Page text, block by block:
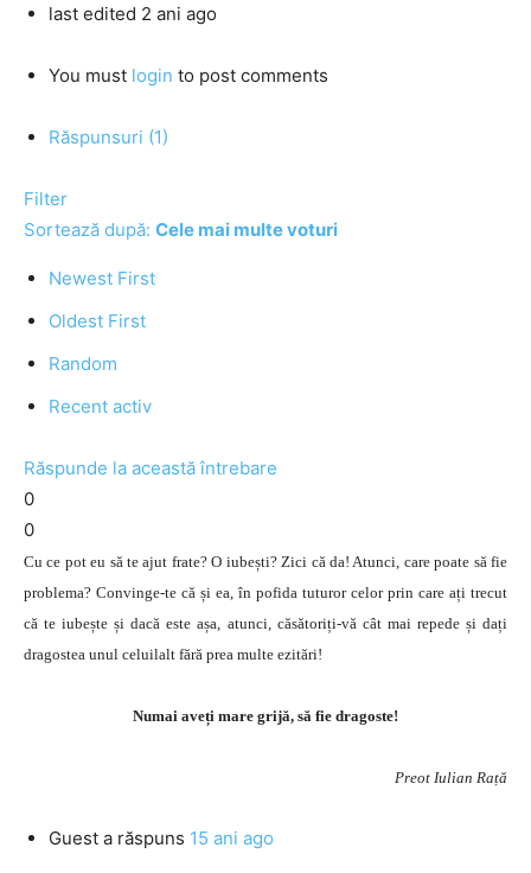
last edited 2 ani ago
You must login to post comments
Răspunsuri (1)
Filter
Sortează după: Cele mai multe voturi
Newest First
Oldest First
Random
Recent activ
Răspunde la această întrebare
0
0
Cu ce pot eu să te ajut frate? O iubești? Zici că da! Atunci, care poate să fie
problema? Convinge-te că și ea, în pofida tuturor celor prin care ați trecut
că te iubește și dacă este așa, atunci, căsătoriți-vă cât mai repede și dați
dragostea unul celuilalt fără prea multe ezitări!
Numai aveți mare grijă, să fie dragoste!
Preot Iulian Rață
Guest a răspuns 15 ani ago